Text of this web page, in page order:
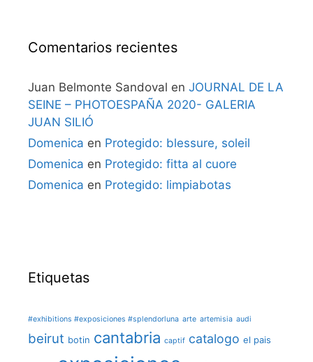
Comentarios recientes
Juan Belmonte Sandoval en JOURNAL DE LA
SEINE – PHOTOESPAÑA 2020- GALERIA
JUAN SILIÓ
Domenica en Protegido: blessure, soleil
Domenica en Protegido: fitta al cuore
Domenica en Protegido: limpiabotas
Etiquetas
#exhibitions #exposiciones #splendorluna arte artemisia audi
beirut botin cantabria captif catalogo el pais